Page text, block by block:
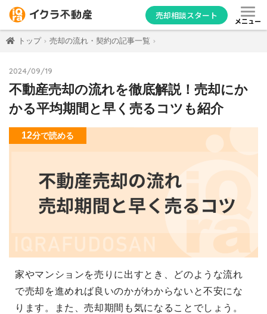
売却相談スタート
メニュー
トップ 売却の流れ・契約の記事一覧
2024/09/19
不動産売却の流れを徹底解説！売却にか
かる平均期間と早く売るコツも紹介
12分で読める
家やマンションを売りに出すとき、どのような流れ
で売却を進めれば良いのかがわからないと不安にな
ります。また、売却期間も気になることでしょう。